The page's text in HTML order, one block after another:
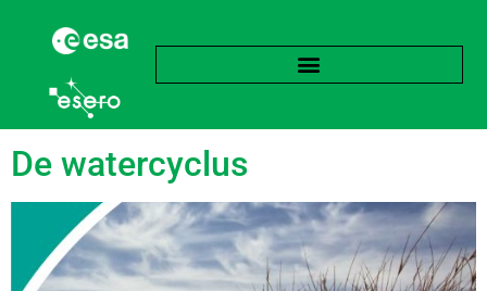
Label: Waterdamp
De watercyclus